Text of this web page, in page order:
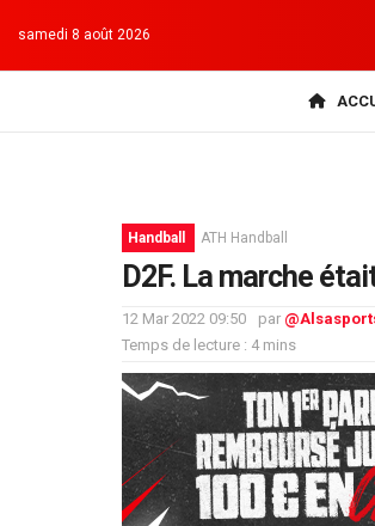
samedi 8 août 2026
Handball ATH Handball
D2F. La marche
12 Mar 2022 09:50 par
Temps de lecture : 4 mins